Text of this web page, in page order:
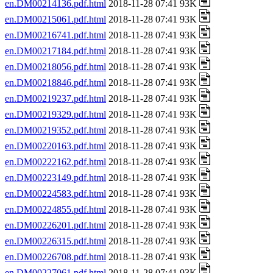
en.DM00214136.pdf.html 2018-11-28 07:41 93K
en.DM00215061.pdf.html 2018-11-28 07:41 93K
en.DM00216741.pdf.html 2018-11-28 07:41 93K
en.DM00217184.pdf.html 2018-11-28 07:41 93K
en.DM00218056.pdf.html 2018-11-28 07:41 93K
en.DM00218846.pdf.html 2018-11-28 07:41 93K
en.DM00219237.pdf.html 2018-11-28 07:41 93K
en.DM00219329.pdf.html 2018-11-28 07:41 93K
en.DM00219352.pdf.html 2018-11-28 07:41 93K
en.DM00220163.pdf.html 2018-11-28 07:41 93K
en.DM00222162.pdf.html 2018-11-28 07:41 93K
en.DM00223149.pdf.html 2018-11-28 07:41 93K
en.DM00224583.pdf.html 2018-11-28 07:41 93K
en.DM00224855.pdf.html 2018-11-28 07:41 93K
en.DM00226201.pdf.html 2018-11-28 07:41 93K
en.DM00226315.pdf.html 2018-11-28 07:41 93K
en.DM00226708.pdf.html 2018-11-28 07:41 93K